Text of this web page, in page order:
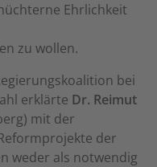
Ehrlichkeit
zu wollen.
bei
erklärte Dr. Reimut
mit der
der
weder als notwendig